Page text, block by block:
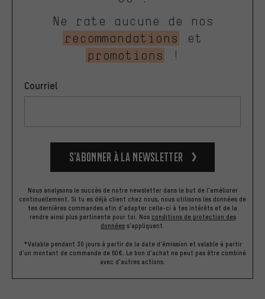
Ne rate aucune de nos
recommandations
et
promotions
!
Courriel
S’abonner à la newsletter
Nous analysons le succès de notre newsletter dans le but de l'améliorer
continuellement. Si tu es déjà client chez nous, nous utilisons les données de
tes dernières commandes afin d'adapter celle-ci à tes intérêts et de la
rendre ainsi plus pertinente pour toi. Nos conditions de protection des
données s'appliquent.
*Valable pendant 30 jours à partir de la date d'émission et valable à partir
d'un montant de commande de 60€. Le bon d'achat ne peut pas être combiné
avec d'autres actions.